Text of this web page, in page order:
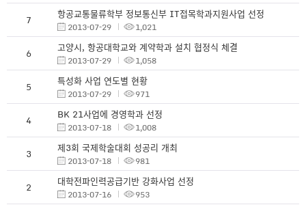
7 항공교통물류학부 정보통신부 IT접목학과지원사업 선정
2013-07-29 1,021
6 고양시, 항공대학교와 계약학과 설치 협정식 체결
2013-07-29 1,058
5 특성화 사업 연도별 현황
2013-07-29 971
4 BK 21사업에 경영학과 선정
2013-07-18 1,008
3 제3회 국제학술대회 성공리 개최
2013-07-18 981
2 대학전파인력공급기반 강화사업 선정
2013-07-16 953